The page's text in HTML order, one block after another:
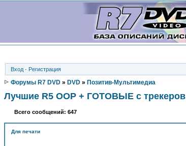
Вход · Регистрация
Форумы R7 DVD » DVD » Позитив-Мультимедиа
Лучшие R5 OOP + ГОТОВЫЕ с трекеров
Всего сообщений: 647
Для печати